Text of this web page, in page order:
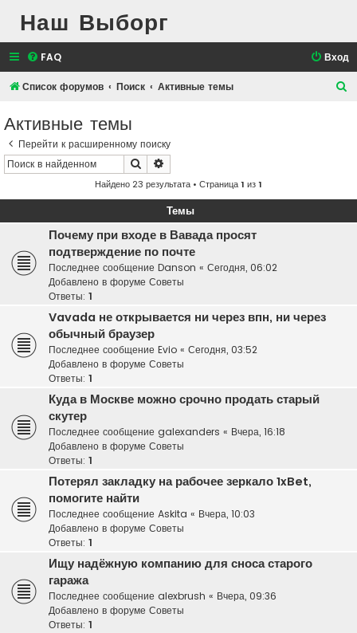
Наш Выборг
FAQ Вход
Список форумов Поиск Активные темы
Активные темы
Перейти к расширенному поиску
Поиск
Найдено 23 результата • Страница1 из1
Темы
Почему при входе в Вавада просят
подтверждение по почте
Последнее сообщение Danson « Сегодня, 06:02
Добавлено в форуме Советы
Ответы: 1
Vavada не открывается ни через впн, ни через
обычный браузер
Последнее сообщение Evio « Сегодня, 03:52
Добавлено в форуме Советы
Ответы: 1
Куда в Москве можно срочно продать старый
скутер
Последнее сообщение galexanders « Вчера, 16:18
Добавлено в форуме Советы
Ответы: 1
Потерял закладку на рабочее зеркало 1xBet,
помогите найти
Последнее сообщение Askita « Вчера, 10:03
Добавлено в форуме Советы
Ответы: 1
Ищу надёжную компанию для сноса старого
гаража
Последнее сообщение alexbrush « Вчера, 09:36
Добавлено в форуме Советы
Ответы: 1